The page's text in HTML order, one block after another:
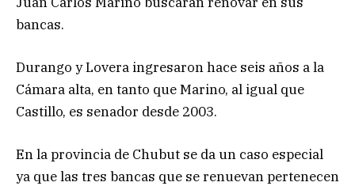
bancas.
Durango y Lovera ingresaron hace seis años a la
Cámara alta, en tanto que Marino, al igual que
Castillo, es senador desde 2003.
En la provincia de Chubut se da un caso especial
ya que las tres bancas que se renuevan pertenecen